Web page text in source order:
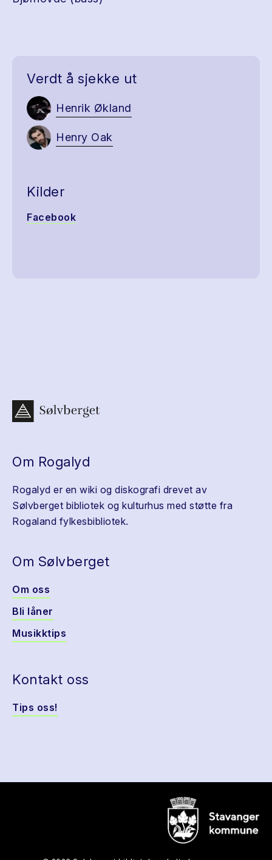
Verdt å sjekke ut
Henrik Økland
Henry Oak
Kilder
Facebook
Om Rogalyd
Rogalyd er en wiki og diskografi drevet av
Sølvberget bibliotek og kulturhus med støtte fra
Rogaland fylkesbibliotek.
Om Sølvberget
Om oss
Bli låner
Musikktips
Kontakt oss
Tips oss!